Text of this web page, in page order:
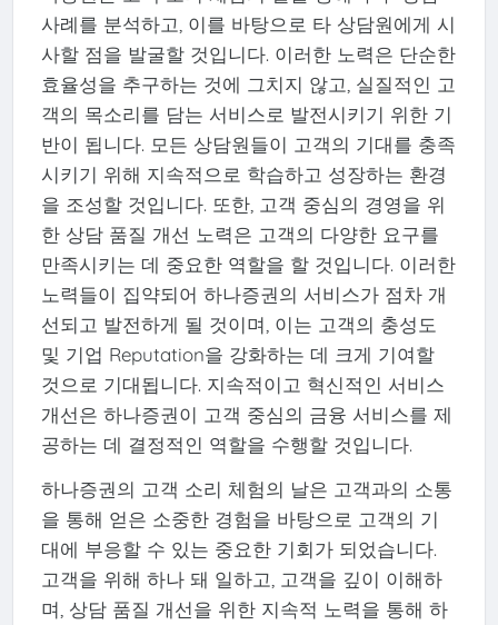
사례를 분석하고, 이를 바탕으로 타 상담원에게 시
사할 점을 발굴할 것입니다. 이러한 노력은 단순한
효율성을 추구하는 것에 그치지 않고, 실질적인 고
객의 목소리를 담는 서비스로 발전시키기 위한 기
반이 됩니다. 모든 상담원들이 고객의 기대를 충족
시키기 위해 지속적으로 학습하고 성장하는 환경
을 조성할 것입니다. 또한, 고객 중심의 경영을 위
한 상담 품질 개선 노력은 고객의 다양한 요구를
만족시키는 데 중요한 역할을 할 것입니다. 이러한
노력들이 집약되어 하나증권의 서비스가 점차 개
선되고 발전하게 될 것이며, 이는 고객의 충성도
및 기업 Reputation을 강화하는 데 크게 기여할
것으로 기대됩니다. 지속적이고 혁신적인 서비스
개선은 하나증권이 고객 중심의 금융 서비스를 제
공하는 데 결정적인 역할을 수행할 것입니다.
하나증권의 고객 소리 체험의 날은 고객과의 소통
을 통해 얻은 소중한 경험을 바탕으로 고객의 기
대에 부응할 수 있는 중요한 기회가 되었습니다.
고객을 위해 하나 돼 일하고, 고객을 깊이 이해하
며, 상담 품질 개선을 위한 지속적 노력을 통해 하